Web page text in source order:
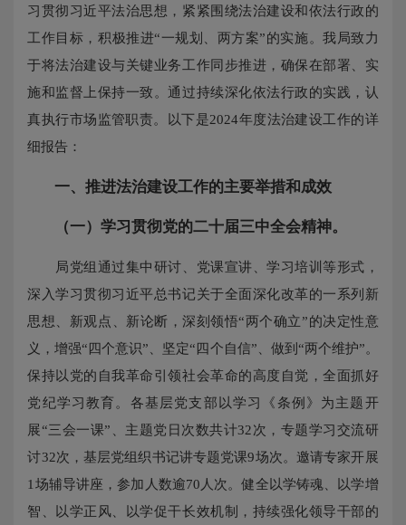
习贯彻习近平法治思想，紧紧围绕法治建设和依法行政的
工作目标，积极推进“一规划、两方案”的实施。我局致力
于将法治建设与关键业务工作同步推进，确保在部署、实
施和监督上保持一致。通过持续深化依法行政的实践，认
真执行市场监管职责。以下是2024年度法治建设工作的详
细报告：
一、推进法治建设工作的主要举措和成效
（一）学习贯彻党的二十届三中全会精神。
局党组通过集中研讨、党课宣讲、学习培训等形式，
深入学习贯彻习近平总书记关于全面深化改革的一系列新
思想、新观点、新论断，深刻领悟“两个确立”的决定性意
义，增强“四个意识”、坚定“四个自信”、做到“两个维护”。
保持以党的自我革命引领社会革命的高度自觉，全面抓好
党纪学习教育。各基层党支部以学习《条例》为主题开
展“三会一课”、主题党日次数共计32次，专题学习交流研
讨32次，基层党组织书记讲专题党课9场次。邀请专家开展
1场辅导讲座，参加人数逾70人次。健全以学铸魂、以学增
智、以学正风、以学促干长效机制，持续强化领导干部的